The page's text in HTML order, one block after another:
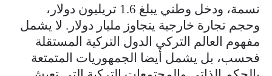
نسمة، ودخل وطني يبلغ 1.6 تريليون دولار،
وحجم تجارة خارجية يتجاوز مليار دولار. لا يشمل
مفهوم العالم التركي الدول التركية المستقلة
فحسب، بل يشمل أيضا الجمهوريات المتمتعة